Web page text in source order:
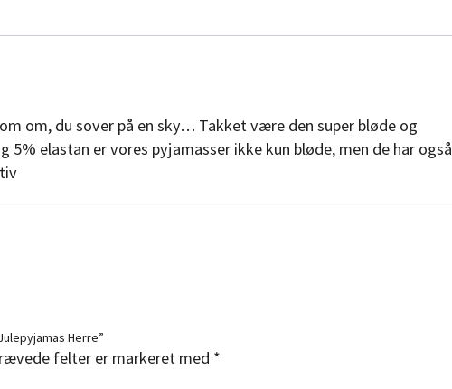
om, du sover på en sky… Takket være den super bløde og
5% elastan er vores pyjamasser ikke kun bløde, men de har også
Herre”
felter er markeret med *